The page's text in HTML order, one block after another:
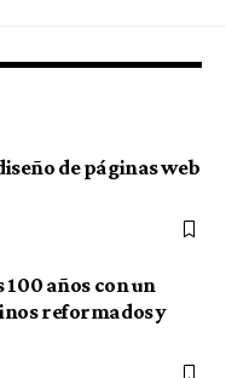
de páginas web
años con un
reformados y